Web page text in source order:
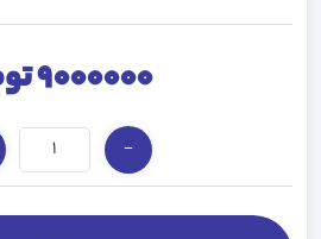
9000000 تومان
−